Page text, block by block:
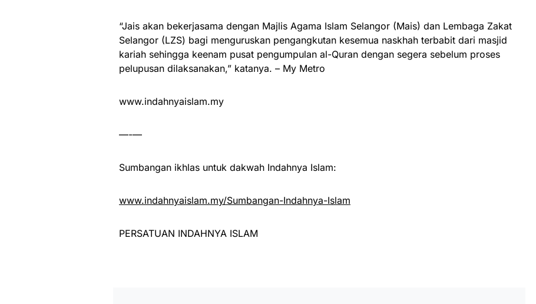
“Jais akan bekerjasama dengan Majlis Agama Islam Selangor (Mais) dan Lembaga Zakat
Selangor (LZS) bagi menguruskan pengangkutan kesemua naskhah terbabit dari masjid
kariah sehingga keenam pusat pengumpulan al-Quran dengan segera sebelum proses
pelupusan dilaksanakan,” katanya. – My Metro
www.indahnyaislam.my
—-—
Sumbangan ikhlas untuk dakwah Indahnya Islam:
www.indahnyaislam.my/Sumbangan-Indahnya-Islam
PERSATUAN INDAHNYA ISLAM